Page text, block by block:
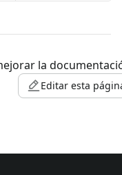
la
Editar esta